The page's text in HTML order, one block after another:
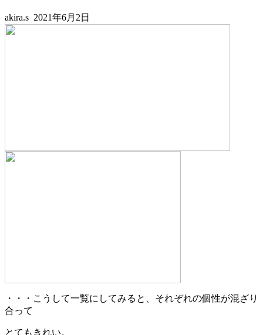
akira.s 2021年6月2日
・・・こうして一覧にしてみると、それぞれの個性が混ざり
合って
とてもきれい。